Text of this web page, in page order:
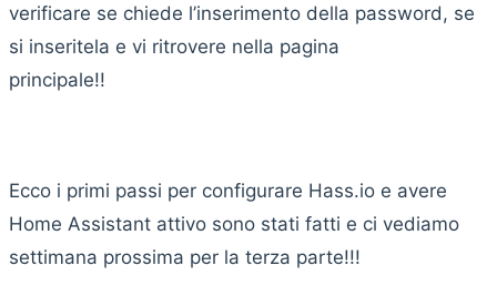
verificare se chiede l’inserimento della password, se
si inseritela e vi ritrovere nella pagina
principale!!
Ecco i primi passi per configurare Hass.io e avere
Home Assistant attivo sono stati fatti e ci vediamo
settimana prossima per la terza parte!!!